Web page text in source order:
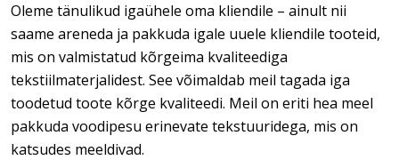
Oleme tänulikud igaühele oma kliendile – ainult nii
saame areneda ja pakkuda igale uuele kliendile tooteid,
mis on valmistatud kõrgeima kvaliteediga
tekstiilmaterjalidest. See võimaldab meil tagada iga
toodetud toote kõrge kvaliteedi. Meil on eriti hea meel
pakkuda voodipesu erinevate tekstuuridega, mis on
katsudes meeldivad.